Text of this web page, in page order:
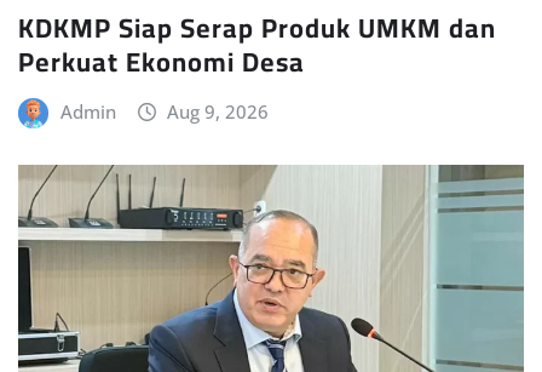
KDKMP Siap Serap Produk UMKM dan
Perkuat Ekonomi Desa
Admin Aug 9, 2026